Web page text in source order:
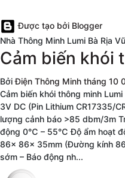
Được tạo bởi Blogger
Nhà Thông Minh Lumi Bà Rịa
Cảm biến khói
BởiĐiện Thông Minh tháng 10
Cảm biến khói thông minh
3V DC (Pin Lithium CR17335/
lượng cảnh báo >85 dbm/3m
động 0℃ – 55℃ Độ ẩm hoạt
86x 86x 35mm (Đường kính
sớm – Báo động nh...